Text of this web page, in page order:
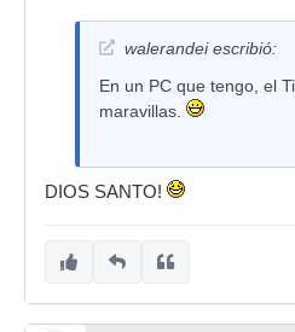
walerandei escribió:
En un PC que tengo, el
maravillas.
DIOS SANTO!